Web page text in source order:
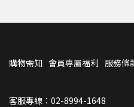
購物需知 會員專屬福利 服務條
客服專線：02-8994-1648